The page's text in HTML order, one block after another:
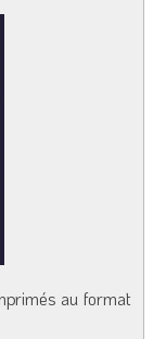
au format